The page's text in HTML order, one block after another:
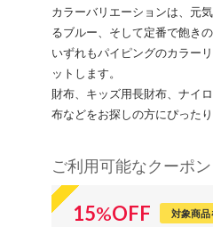
カラーバリエーションは、元
るブルー、そして定番で飽き
いずれもパイピングのカラー
ットします。
財布、キッズ用長財布、ナイ
布などをお探しの方にぴった
ご利用可能なクーポン
15%OFF 対象商品